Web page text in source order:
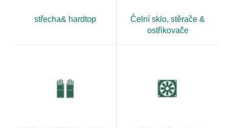
střecha& hardtop
Čelní sklo, stěrače &
ostřikovače